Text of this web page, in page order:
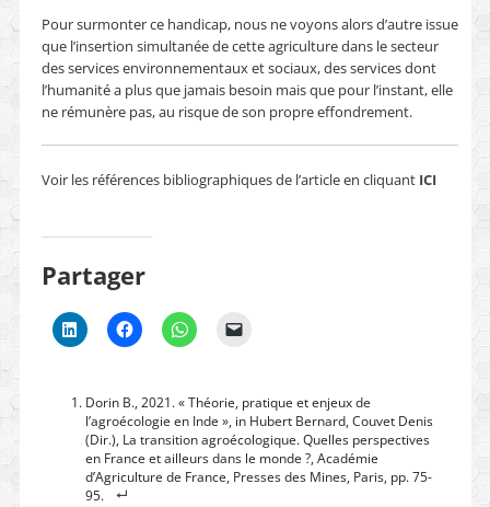
Pour surmonter ce handicap, nous ne voyons alors d’autre issue
que l’insertion simultanée de cette agriculture dans le secteur
des services environnementaux et sociaux, des services dont
l’humanité a plus que jamais besoin mais que pour l’instant, elle
ne rémunère pas, au risque de son propre effondrement.
Voir les références bibliographiques de l’article en cliquant ICI
Partager
Dorin B., 2021. « Théorie, pratique et enjeux de
l’agroécologie en Inde », in Hubert Bernard, Couvet Denis
(Dir.), La transition agroécologique. Quelles perspectives
en France et ailleurs dans le monde ?, Académie
d’Agriculture de France, Presses des Mines, Paris, pp. 75-
95.